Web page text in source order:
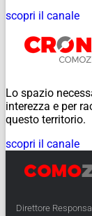
scopri il canale
Lo spazio
interezza e per
questo territorio.
scopri il canale
Direttore